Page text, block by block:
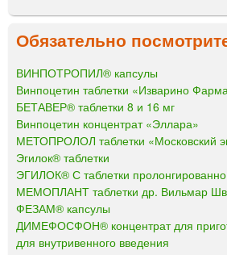
Обязательно
ВИНПОТРОПИЛ® капсулы
Винпоцетин таблетки «Изварино
БЕТАВЕР® таблетки 8 и 16 мг
Винпоцетин концентрат «Эллара»
МЕТОПРОЛОЛ таблетки «Московский
Эгилок® таблетки
ЭГИЛОК® С таблетки
МЕМОПЛАНТ таблетки др. Вильмар
ФЕЗАМ® капсулы
ДИМЕФОСФОН® концентрат для
для внутривенного введения